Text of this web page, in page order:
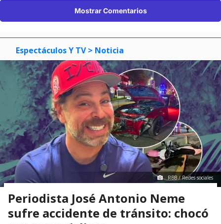
Mostrar Comentarios
Espectáculos Y TV > Noticia
RBB / Redes sociales
Periodista José Antonio Neme
sufre accidente de tránsito: chocó